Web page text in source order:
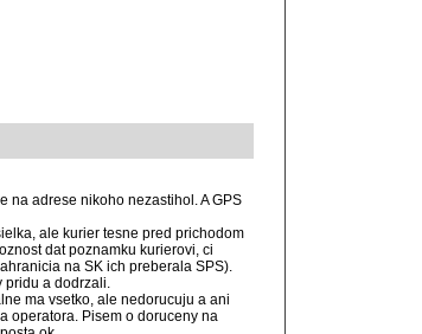
na adrese nikoho nezastihol. A GPS
ale kurier tesne pred prichodom
dat poznamku kurierovi, ci
na SK ich preberala SPS).
pridu a dodrzali.
ma vsetko, ale nedorucuju a ani
operatora. Pisem o doruceny na